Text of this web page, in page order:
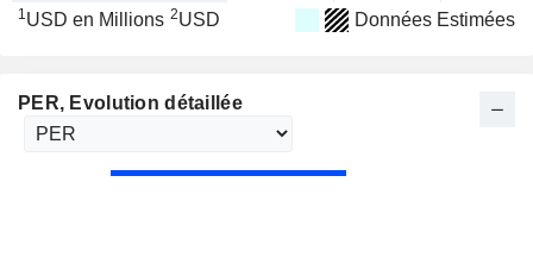
1USD en Millions 2USD Données Estimées
PER, Evolution détaillée